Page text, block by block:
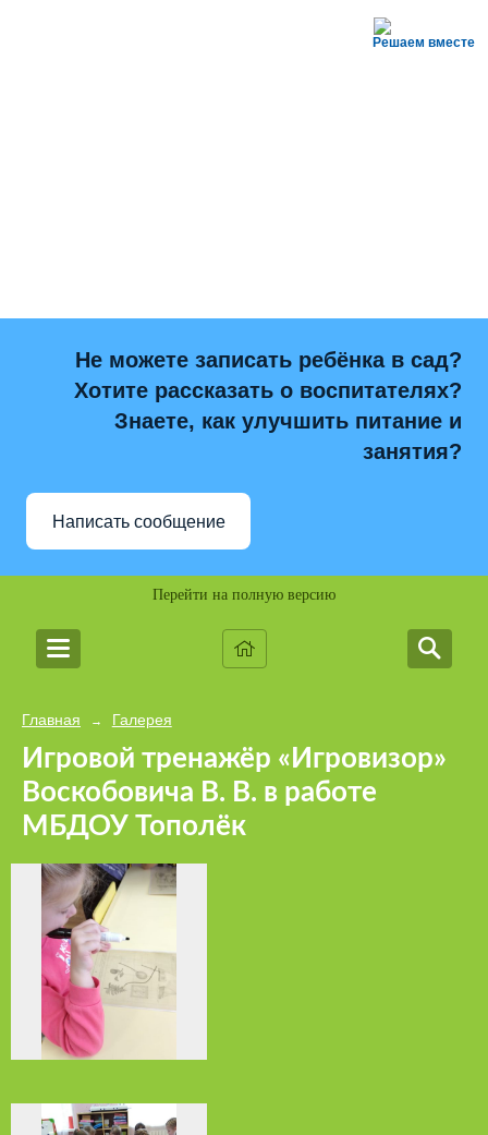
Решаем вместе
Не можете записать ребёнка в сад?
Хотите рассказать о воспитателях?
Знаете, как улучшить питание и
занятия?
Написать сообщение
Перейти на полную версию
Главная → Галерея
Игровой тренажёр «Игровизор»
Воскобовича В. В. в работе
МБДОУ Тополёк